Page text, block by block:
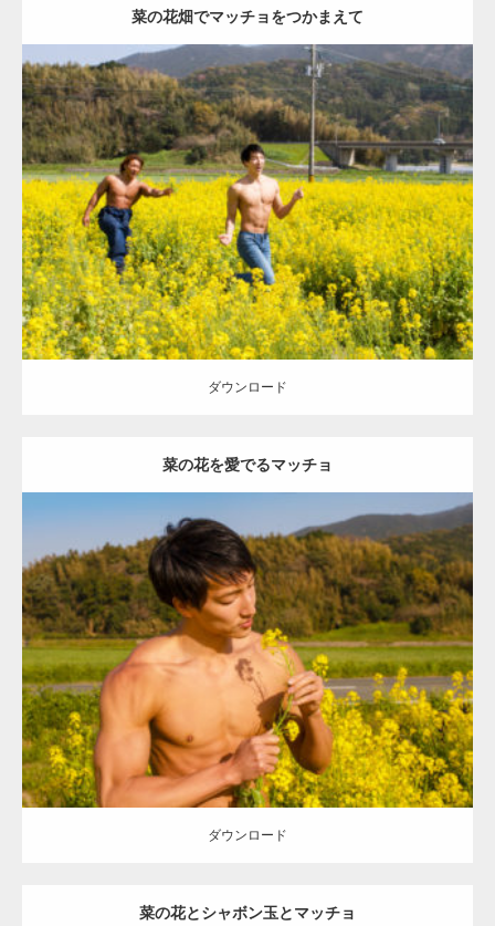
菜の花畑でマッチョをつかまえて
Update:2023.02.11
Category:菜の花畑のマッチョ その他 ONIKKY(デカいよ)
AKIHITO(細マッチョ)
大胸筋 マッチョをつかまえて 糸島 (福岡)
ダウンロード
ダウンロード
菜の花を愛でるマッチョ
Update:2023.02.11
Category:菜の花畑のマッチョ その他 AKIHITO(細マッチョ) 肩 糸島
(福岡)
ダウンロード
菜の花とシャボン玉とマッチョ